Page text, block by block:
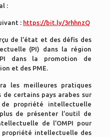
:
: https://bit.ly/3rhhnzQ
de l’état et des défis des
(PI) dans la région
dans la promotion de
et des PME.
les meilleures pratiques
certains pays arabes sur
de propriété intellectuelle
de présenter l’outil de
de l’OMPI pour
intellectuelle des